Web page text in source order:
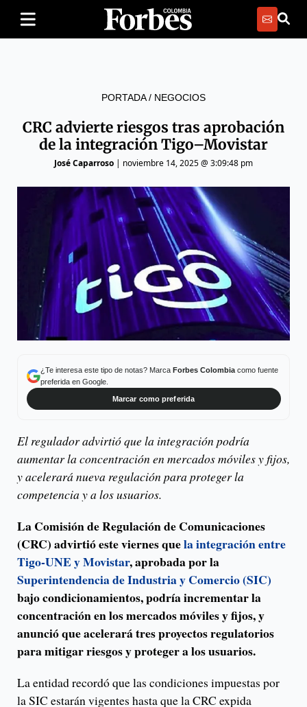
PORTADA/ NEGOCIOS
CRC advierte riesgos tras aprobación
de la integración Tigo–Movistar
José Caparroso | noviembre 14, 2025 @ 3:09:48 pm
¿Te interesa este tipo de notas? Marca Forbes Colombiacomo fuente
preferida en Google.
Marcar como preferida
El regulador advirtió que la integración podría
aumentar la concentración en mercados móviles y fijos,
y acelerará nueva regulación para proteger la
competencia y a los usuarios.
La Comisión de Regulación de Comunicaciones
(CRC) advirtió este viernes quela integración entre
Tigo-UNE y Movistar, aprobada por la
Superintendencia de Industria y Comercio (SIC)
bajo condicionamientos, podría incrementar la
concentración en los mercados móviles y fijos, y
anunció que acelerará tres proyectos regulatorios
para mitigar riesgos y proteger a los usuarios.
La entidad recordó que las condiciones impuestas por
la SIC estarán vigentes hasta que la CRC expida